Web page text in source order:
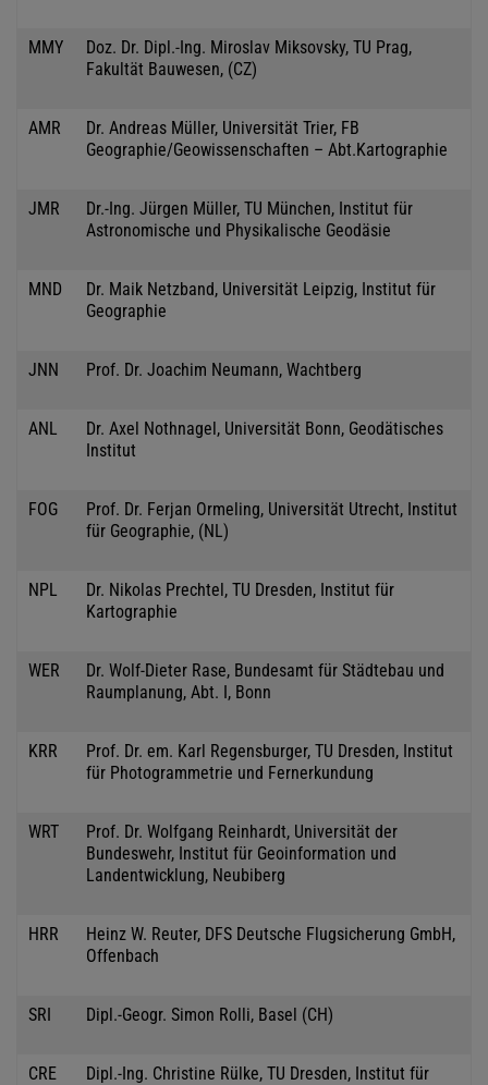
MMY
Doz. Dr. Dipl.-Ing. Miroslav Miksovsky, TU Prag,
Fakultät Bauwesen, (CZ)
AMR
Dr. Andreas Müller, Universität Trier, FB
Geographie/Geowissenschaften – Abt.Kartographie
JMR
Dr.-Ing. Jürgen Müller, TU München, Institut für
Astronomische und Physikalische Geodäsie
MND
Dr. Maik Netzband, Universität Leipzig, Institut für
Geographie
JNN Prof. Dr. Joachim Neumann, Wachtberg
ANL
Dr. Axel Nothnagel, Universität Bonn, Geodätisches
Institut
FOG
Prof. Dr. Ferjan Ormeling, Universität Utrecht, Institut
für Geographie, (NL)
NPL
Dr. Nikolas Prechtel, TU Dresden, Institut für
Kartographie
WER
Dr. Wolf-Dieter Rase, Bundesamt für Städtebau und
Raumplanung, Abt. I, Bonn
KRR
Prof. Dr. em. Karl Regensburger, TU Dresden, Institut
für Photogrammetrie und Fernerkundung
WRT
Prof. Dr. Wolfgang Reinhardt, Universität der
Bundeswehr, Institut für Geoinformation und
Landentwicklung, Neubiberg
HRR
Heinz W. Reuter, DFS Deutsche Flugsicherung GmbH,
Offenbach
SRI Dipl.-Geogr. Simon Rolli, Basel (CH)
CRE
Dipl.-Ing. Christine Rülke, TU Dresden, Institut für